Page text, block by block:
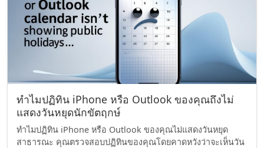
ทำไมปฏิทิน iPhone หรือ Outlook ของคุณถึงไม่
แสดงวันหยุดนักขัตฤกษ์
ทำไมปฏิทิน iPhone หรือ Outlook ของคุณไม่แสดงวันหยุด
สาธารณะ คุณตรวจสอบปฏิทินของคุณโดยคาดหวังว่าจะเห็นวัน